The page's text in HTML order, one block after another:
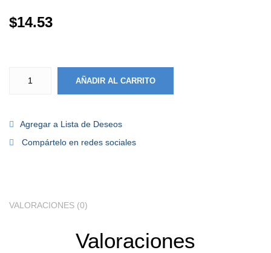
$14.53
AÑADIR AL CARRITO
Agregar a Lista de Deseos
Compártelo en redes sociales
VALORACIONES (0)
Valoraciones